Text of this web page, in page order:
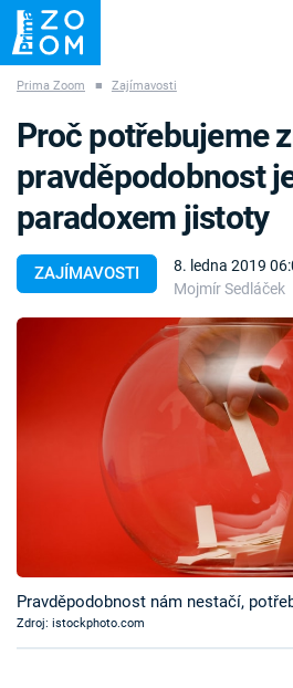
ZÁHADY VETŘELCI DÁVNOVĚKU
Témata
TV Program
Sledujte prima+
Prima Zoom ■ Zajímavosti
ZAJÍMAVOSTI
8. ledna 2019
Mojmír Sedláček
Proč potřebujeme
pravděpodobnost
paradoxem jistoty
Pravděpodobnost nám nestačí,
Zdroj: istockphoto.com